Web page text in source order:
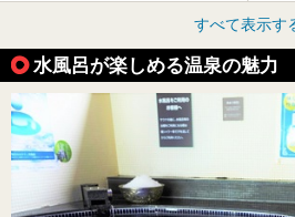
すべて表示す
水風呂が楽しめる温泉の魅力